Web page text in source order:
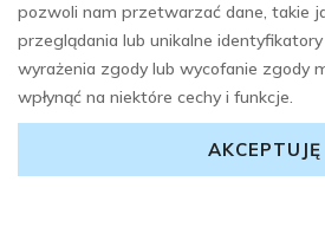
pozwoli nam przetwarzać dane, takie
przeglądania lub unikalne
wyrażenia zgody lub wycofanie zgody
wpłynąć na niektóre cechy i funkcje.
AKCEPTUJĘ
0